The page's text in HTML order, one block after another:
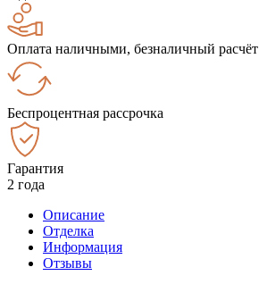
Оплата наличными, безналичный расчёт
Беспроцентная рассрочка
Гарантия
2 года
Описание
Отделка
Информация
Отзывы